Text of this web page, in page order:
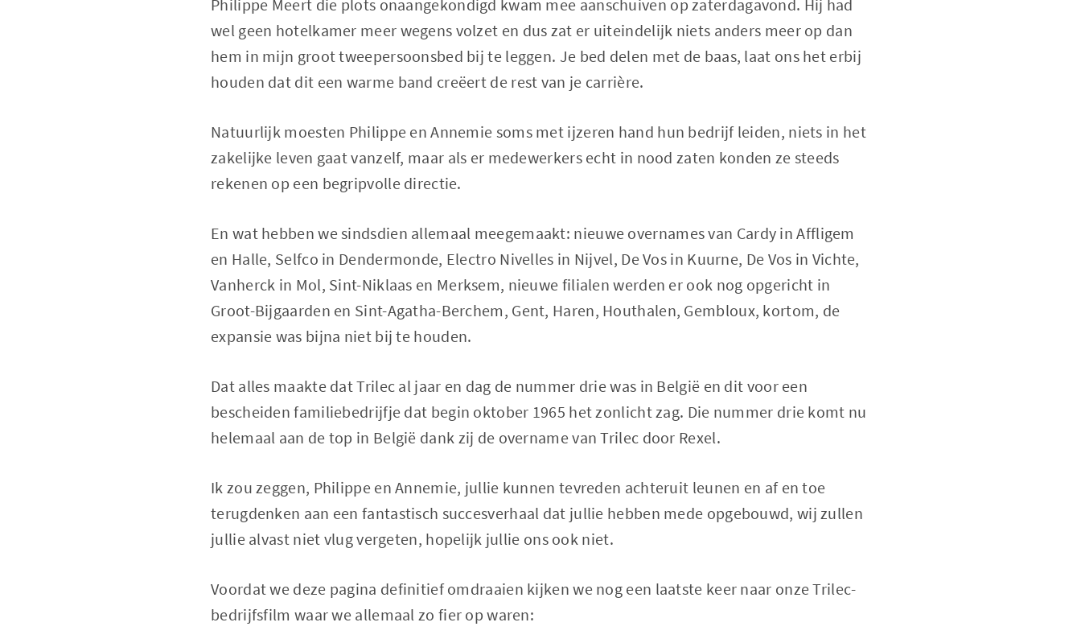
Philippe Meert die plots onaangekondigd kwam mee aanschuiven op zaterdagavond. Hij had
wel geen hotelkamer meer wegens volzet en dus zat er uiteindelijk niets anders meer op dan
hem in mijn groot tweepersoonsbed bij te leggen. Je bed delen met de baas, laat ons het erbij
houden dat dit een warme band creëert de rest van je carrière.
Natuurlijk moesten Philippe en Annemie soms met ijzeren hand hun bedrijf leiden, niets in het
zakelijke leven gaat vanzelf, maar als er medewerkers echt in nood zaten konden ze steeds
rekenen op een begripvolle directie.
En wat hebben we sindsdien allemaal meegemaakt: nieuwe overnames van Cardy in Affligem
en Halle, Selfco in Dendermonde, Electro Nivelles in Nijvel, De Vos in Kuurne, De Vos in Vichte,
Vanherck in Mol, Sint-Niklaas en Merksem, nieuwe filialen werden er ook nog opgericht in
Groot-Bijgaarden en Sint-Agatha-Berchem, Gent, Haren, Houthalen, Gembloux, kortom, de
expansie was bijna niet bij te houden.
Dat alles maakte dat Trilec al jaar en dag de nummer drie was in België en dit voor een
bescheiden familiebedrijfje dat begin oktober 1965 het zonlicht zag. Die nummer drie komt nu
helemaal aan de top in België dank zij de overname van Trilec door Rexel.
Ik zou zeggen, Philippe en Annemie, jullie kunnen tevreden achteruit leunen en af en toe
terugdenken aan een fantastisch succesverhaal dat jullie hebben mede opgebouwd, wij zullen
jullie alvast niet vlug vergeten, hopelijk jullie ons ook niet.
Voordat we deze pagina definitief omdraaien kijken we nog een laatste keer naar onze Trilec-
bedrijfsfilm waar we allemaal zo fier op waren: